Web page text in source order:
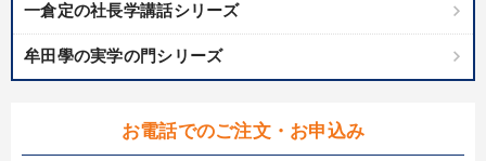
一倉定の社長学講話シリーズ
牟田學の実学の門シリーズ
お電話でのご注文・お申込み